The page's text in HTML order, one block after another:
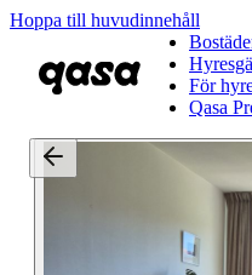
Hoppa till huvudinnehåll
För
Qasa